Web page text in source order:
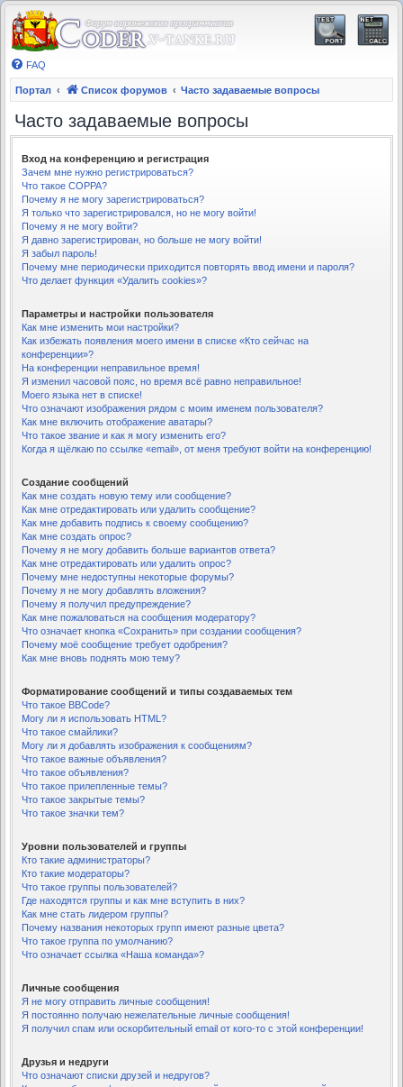
FAQ
Портал Список форумов Часто задаваемые вопросы
Часто задаваемые вопросы
Вход на конференцию и регистрация
Зачем мне нужно регистрироваться?
Что такое COPPA?
Почему я не могу зарегистрироваться?
Я только что зарегистрировался, но не могу войти!
Почему я не могу войти?
Я давно зарегистрирован, но больше не могу войти!
Я забыл пароль!
Почему мне периодически приходится повторять ввод имени и пароля?
Что делает функция «Удалить cookies»?
Параметры и настройки пользователя
Как мне изменить мои настройки?
Как избежать появления моего имени в списке «Кто сейчас на
конференции»?
На конференции неправильное время!
Я изменил часовой пояс, но время всё равно неправильное!
Моего языка нет в списке!
Что означают изображения рядом с моим именем пользователя?
Как мне включить отображение аватары?
Что такое звание и как я могу изменить его?
Когда я щёлкаю по ссылке «email», от меня требуют войти на конференцию!
Создание сообщений
Как мне создать новую тему или сообщение?
Как мне отредактировать или удалить сообщение?
Как мне добавить подпись к своему сообщению?
Как мне создать опрос?
Почему я не могу добавить больше вариантов ответа?
Как мне отредактировать или удалить опрос?
Почему мне недоступны некоторые форумы?
Почему я не могу добавлять вложения?
Почему я получил предупреждение?
Как мне пожаловаться на сообщения модератору?
Что означает кнопка «Сохранить» при создании сообщения?
Почему моё сообщение требует одобрения?
Как мне вновь поднять мою тему?
Форматирование сообщений и типы создаваемых тем
Что такое BBCode?
Могу ли я использовать HTML?
Что такое смайлики?
Могу ли я добавлять изображения к сообщениям?
Что такое важные объявления?
Что такое объявления?
Что такое прилепленные темы?
Что такое закрытые темы?
Что такое значки тем?
Уровни пользователей и группы
Кто такие администраторы?
Кто такие модераторы?
Что такое группы пользователей?
Где находятся группы и как мне вступить в них?
Как мне стать лидером группы?
Почему названия некоторых групп имеют разные цвета?
Что такое группа по умолчанию?
Что означает ссылка «Наша команда»?
Личные сообщения
Я не могу отправить личные сообщения!
Я постоянно получаю нежелательные личные сообщения!
Я получил спам или оскорбительный email от кого-то с этой конференции!
Друзья и недруги
Что означают списки друзей и недругов?